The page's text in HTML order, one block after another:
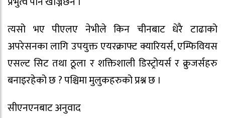
त्यसो भए पीएलए नेभीले किन चीनबाट धेरै टाढाको
अपरेसनका लागि उपयुक्त एयरक्राफ्ट क्यारियर्स, एम्फिवियस
एसल्ट सिट तथा ठूला र शक्तिशाली डिस्ट्रोयर्स र क्रुजर्सहरु
बनाइरहेको छ ? पश्चिमा मुलुकहरुको प्रश्न छ ।
सीएनएनबाट अनुवाद